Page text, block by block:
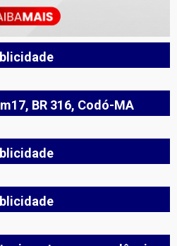
BR 316, Codó-MA